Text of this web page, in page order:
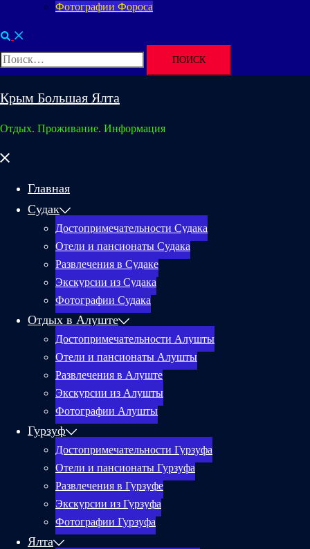
Фотографии Фороса
Поиск
Найти:
Крым Большая Ялта
Отдых. Проживание. Информация
Закрыть
Главная
Судак
Достопримечательности Судака
Отели и пансионаты Судака
Развлечения в Судаке
Экскурсии из Судака
Фотографии Судака
Отдых в Алуште
Достопримечательности Алушты
Отели и пансионаты Алушты
Развлечения в Алуште
Экскурсии из Алушты
Фотографии Алушты
Гурзуф
Достопримечательности Гурзуфа
Отели и пансионаты Гурзуфа
Развлечения в Гурзуфе
Экскурсии из Гурзуфа
Фотографии Гурзуфа
Ялта